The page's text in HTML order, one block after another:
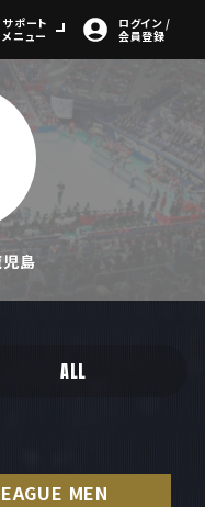
サポート
メニュー
ログイン /
会員登録
児島
ALL
MEN